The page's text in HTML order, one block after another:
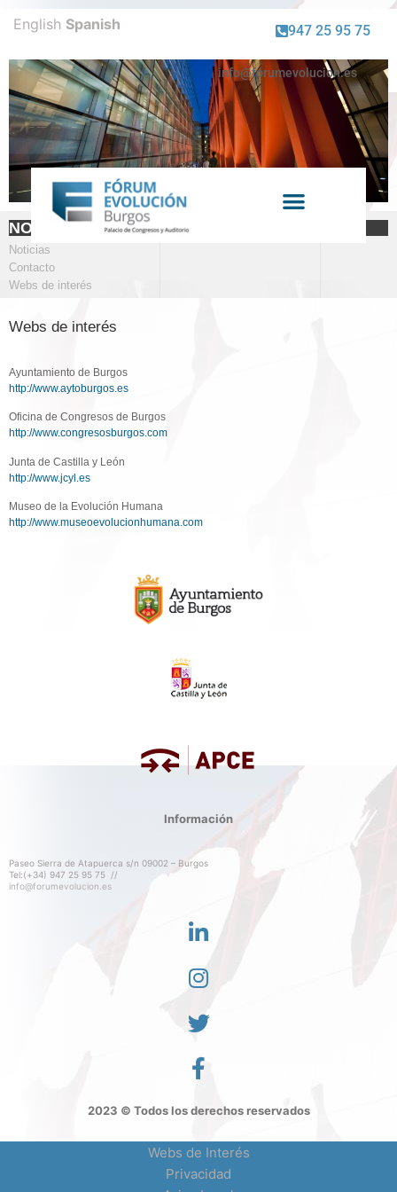
947 25 95 75
info@forumevolucion.es
NOTICIAS
Noticias
Contacto
Webs de interés
Webs de interés
Ayuntamiento de Burgos
http://www.aytoburgos.es
Oficina de Congresos de Burgos
http://www.congresosburgos.com
Junta de Castilla y León
http://www.jcyl.es
Museo de la Evolución Humana
http://www.museoevolucionhumana.com
Información
Paseo Sierra de Atapuerca s/n 09002 – Burgos
Tel:(+34) 947 25 95 75 //
info@forumevolucion.es
2023 © Todos los derechos reservados
Webs de Interés
Privacidad
English Spanish